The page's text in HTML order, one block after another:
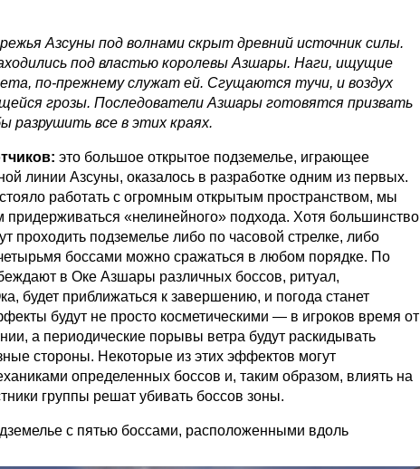
Азсуны под волнами скрыт древний источник силы.
под властью королевы Азшары. Наги, ищущие
по-прежнему служат ей. Сгущаются тучи, и воздух
грозы. Последователи Азшары готовятся призвать
разрушить все в этих краях.
это большое открытое подземелье, играющее
линии Азсуны, оказалось в разработке одним из первых.
работать с огромным открытым пространством, мы
придерживаться «нелинейного» подхода. Хотя большинство
проходить подземелье либо по часовой стрелке, либо
боссами можно сражаться в любом порядке. По
в Оке Азшары различных боссов, ритуал,
будет приближаться к завершению, и погода станет
будут не просто косметическими — в игроков время от
а периодические порывы ветра будут раскидывать
стороны. Некоторые из этих эффектов могут
определенных боссов и, таким образом, влиять на
группы решат убивать боссов зоны.
с пятью боссами, расположенными вдоль